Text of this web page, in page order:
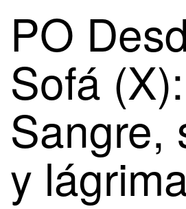
El
Sofá
PO
Sofá (X):
Sangre,
y